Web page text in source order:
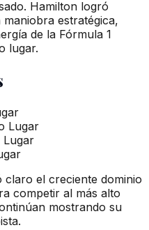
Hamilton logró
estratégica,
de la Fórmula 1
lugar.
Lugar
Lugar
claro el creciente dominio
competir al más alto
mostrando su